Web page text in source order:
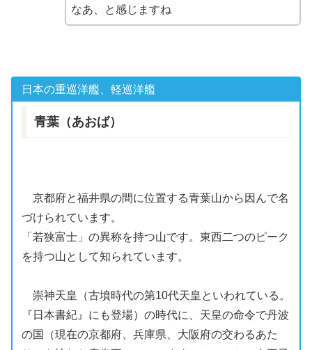
なあ、と感じますね
日本の重巡洋艦、 軽巡洋艦
青葉（あおば）
京都府と福井県の間に位置する青葉山から 因 んで名
づけられています。
「 若狭富士」 の異称を持つ山です。東西二つのピーク
を持つ山として知られています。
崇神天皇 （古墳時代の第10代天皇といわれている。
『 日本書紀』にも登場）の時代に、天皇の命令で丹波
の国（現在の京都府、 兵庫県、 大阪 府の交わるあた